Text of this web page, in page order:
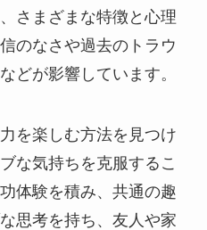
さまざまな特徴と心理
のなさや過去のトラウ
どが影響しています。
を楽しむ方法を見つけ
な気持ちを克服するこ
体験を積み、共通の趣
思考を持ち、友人や家